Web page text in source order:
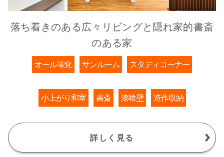
落ち着きのある広々リビングと隠れ家的書斎
のある家
オール電化 サンルーム スタディコーナー
小上がり和室 書斎 漆喰壁 造作収納
詳しく見る